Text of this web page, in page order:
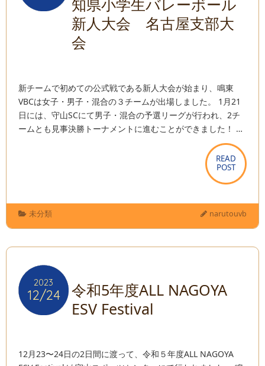
知県小学生バレーボール
新人大会 名古屋支部大
会
新チームで初めての公式戦である新人大会が始まり、鳴東
VBCは女子・男子・混合の３チームが出場しました。 1月21
日には、守山SCにて男子・混合の予選リーグが行われ、2チ
ームとも見事決勝トーナメントに進むことができました！ …
READ
POST
READ
POST
未分類 narutouvb
2023
12/24
2023
12/24
令和5年度ALL NAGOYA
ESV Festival
12月23〜24日の2日間に渡って、令和５年度ALL NAGOYA